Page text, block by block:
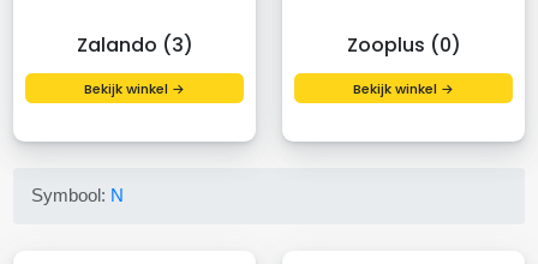
Zalando (3)
Bekijk winkel →
Zooplus (0)
Bekijk winkel →
Symbool: N